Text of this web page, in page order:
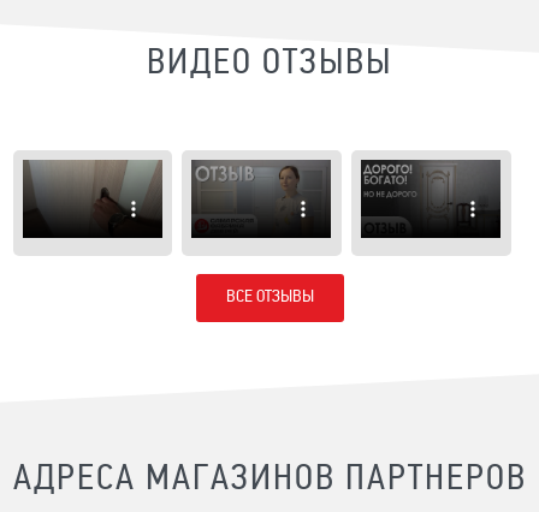
ВИДЕО ОТЗЫВЫ
ВСЕ ОТЗЫВЫ
АДРЕСА МАГАЗИНОВ ПАРТНЕРОВ